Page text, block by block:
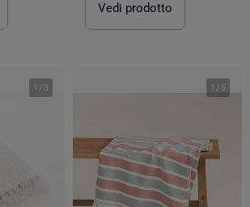
Vedi prodotto
1 / 3 1 / 5